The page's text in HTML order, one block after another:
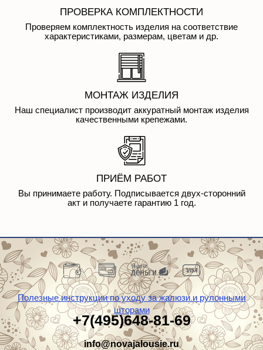
ПРОВЕРКА КОМПЛЕКТНОСТИ
Проверяем комплектность изделия на соответствие
характеристиками, размерам, цветам и др.
МОНТАЖ ИЗДЕЛИЯ
Наш специалист производит аккуратный монтаж изделия
качественными крепежами.
ПРИЁМ РАБОТ
Вы принимаете работу. Подписывается двух-сторонний
акт и получаете гарантию 1 год.
Полезные инструкции по уходу за жалюзи и рулонными
шторами
+7(495)648-81-69
info@novajalousie.ru